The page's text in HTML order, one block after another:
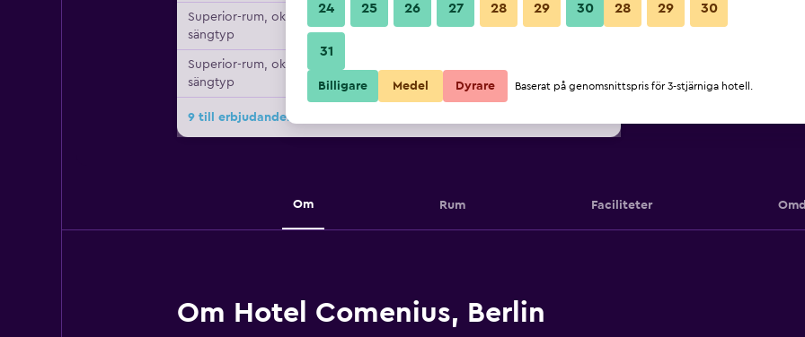
Superior-rum, okänd
sängtyp
850 kr Visa erbjudande
Superior-rum, okänd
sängtyp
1 135 kr
9 till erbjudanden för Hotel Comenius
Om Rum Faciliteter
Om Hotel Comenius, Berlin
24 25 26 27 28 29 30
31
28 29 30
Billigare Medel Dyrare Baserat på genomsnittspris för 3-stjärniga hotell.